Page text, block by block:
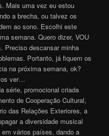
Mais uma vez eu estou
a brecha, ou talvez os
ao sono. Escolhi este
semana. Quero dizer, VOU
Preciso descansar minha
Portanto, já fiquem os
na próxima semana, ok?
ver…
série, promocional criada
de Cooperação Cultural,
das Relações Exteriores, a
a diversidade musical
vários países, dando a